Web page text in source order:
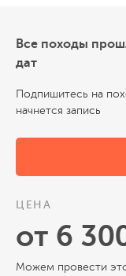
Все походы
дат
Подпишитесь на
начнется запись
ЦЕНА
от 6
Можем провести